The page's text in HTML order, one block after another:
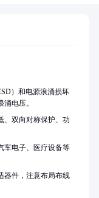
）和电源浪涌损坏
电压。
、双向对称保护、功
车电子、医疗设备等
器件，注意布局布线